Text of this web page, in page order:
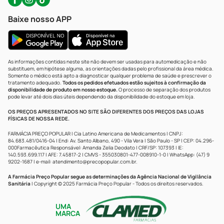
Baixe nosso APP
As informações contidas neste site não devem ser usadas para automedicação e não
substituem, em hipótese alguma, as orientações dadas pelo profissional da área médica.
Somente o médico está apto a diagnosticar qualquer problema de saúde e prescrever o
tratamento adequado. Todos os pedidos efetuados estão sujeitos à confirmação da
disponibilidade de produto em nosso estoque.O processo de separação dos produtos
pode levar até dois dias úteis dependendo da disponibilidade do estoque em loja.
OS PREÇOS APRESENTADOS NO SITE SÃO DIFERENTES DOS PREÇOS DAS LOJAS
FÍSICAS DE NOSSA REDE.
FARMÁCIA PREÇO POPULAR | Cia Latino Americana de Medicamentos | CNPJ:
84.683.481/0416-04 | End: Av. Santo Albano, 490 - Vila Vera | São Paulo - SP | CEP: 04.296-
000Farmacêutica Responsável: Amanda Zelia Deodato | CRF/SP: 107393 | IE:
140.593.699.117 | AFE: 7.45817-2 | CMVS - 355030801-477-008910-1-0 | WhatsApp: (47) 9
9202-1687 | e-mail: atendimento@precopopular.com.br.
A Farmácia Preço Popular segue as determinações da Agência Nacional de Vigilância
Sanitária | Copyright © 2025 Farmácia Preço Popular - Todos os direitos reservados.
UMA
MARCA